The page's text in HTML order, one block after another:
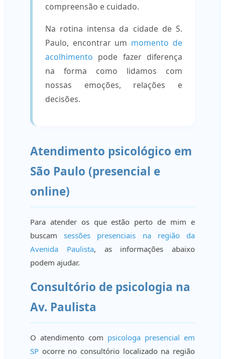
compreensão e cuidado.
Na rotina intensa da cidade de S.
Paulo, encontrar um momento de
acolhimento pode fazer diferença
na forma como lidamos com
nossas emoções, relações e
decisões.
Atendimento psicológico em
São Paulo (presencial e
online)
Para atender os que estão perto de mim e
buscamsessões presenciais na região da
Avenida Paulista, as informações abaixo
podem ajudar.
Consultório de psicologia na
Av. Paulista
O atendimento com psicologa presencial em
SPocorre no consultório localizado na região